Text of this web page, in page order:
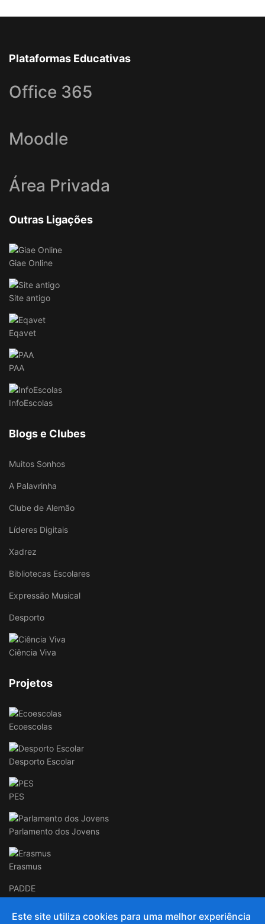
Plataformas Educativas
Office 365
Moodle
Área Privada
Outras Ligações
Giae Online
Site antigo
Eqavet
PAA
InfoEscolas
Blogs e Clubes
Muitos Sonhos
A Palavrinha
Clube de Alemão
Líderes Digitais
Xadrez
Bibliotecas Escolares
Expressão Musical
Desporto
Ciência Viva
Projetos
Ecoescolas
Desporto Escolar
PES
Parlamento dos Jovens
Erasmus
PADDE
Este site utiliza cookies para uma melhor experiência